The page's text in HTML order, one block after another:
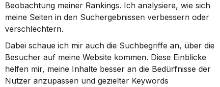
Beobachtung meiner Rankings. Ich analysiere, wie sich
meine Seiten in den Suchergebnissen verbessern oder
verschlechtern.
Dabei schaue ich mir auch die Suchbegriffe an, über die
Besucher auf meine Website kommen. Diese Einblicke
helfen mir, meine Inhalte besser an die Bedürfnisse der
Nutzer anzupassen und gezielter Keywords